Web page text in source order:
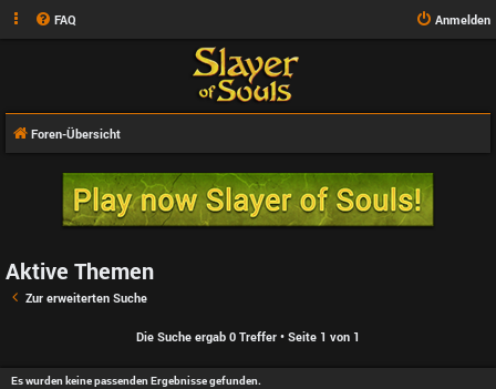
FAQ Anmelden
Foren-Übersicht
Aktive Themen
Zur erweiterten Suche
Die Suche ergab 0 Treffer • Seite 1 von 1
Es wurden keine passenden Ergebnisse gefunden.